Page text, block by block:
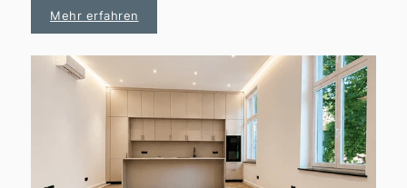
Mehr erfahren